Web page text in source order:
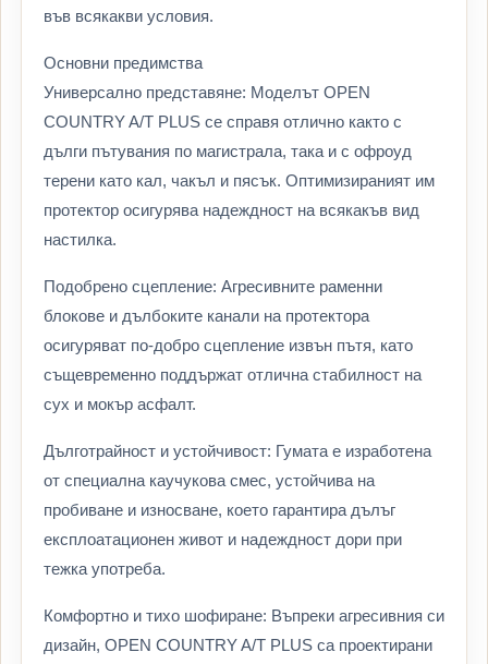
във всякакви условия.
Основни предимства
Универсално представяне: Моделът OPEN
COUNTRY A/T PLUS се справя отлично както с
дълги пътувания по магистрала, така и с офроуд
терени като кал, чакъл и пясък. Оптимизираният им
протектор осигурява надеждност на всякакъв вид
настилка.
Подобрено сцепление: Агресивните раменни
блокове и дълбоките канали на протектора
осигуряват по-добро сцепление извън пътя, като
същевременно поддържат отлична стабилност на
сух и мокър асфалт.
Дълготрайност и устойчивост: Гумата е изработена
от специална каучукова смес, устойчива на
пробиване и износване, което гарантира дълъг
експлоатационен живот и надеждност дори при
тежка употреба.
Комфортно и тихо шофиране: Въпреки агресивния си
дизайн, OPEN COUNTRY A/T PLUS са проектирани